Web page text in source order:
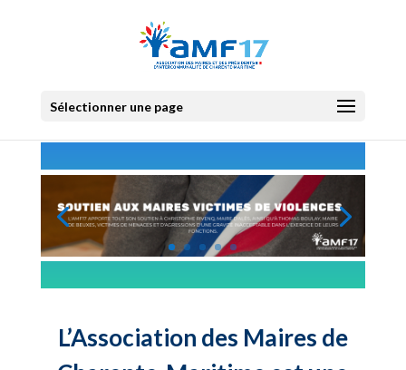
Sélectionner une page
L’Association des Maires de